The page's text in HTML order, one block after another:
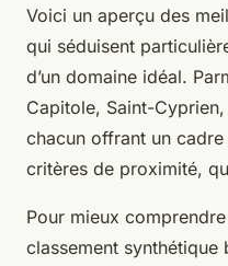
Voici un aperçu des
qui séduisent
d’un domaine idéal.
Capitole, Saint-
chacun offrant un
critères de proximité,
Pour mieux
classement synthétique